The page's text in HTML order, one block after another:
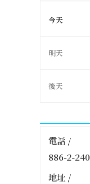
今天
明天
後天
電話 /
886-2-
地址 /